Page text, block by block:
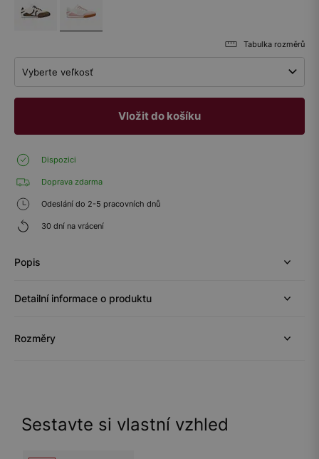
Tabulka rozměrů
Vyberte veľkosť
Vložit do košíku
Dispozici
Doprava zdarma
Odeslání do 2-5 pracovních dnů
30 dní na vrácení
Popis
Detailní informace o produktu
Rozměry
Sestavte si vlastní vzhled